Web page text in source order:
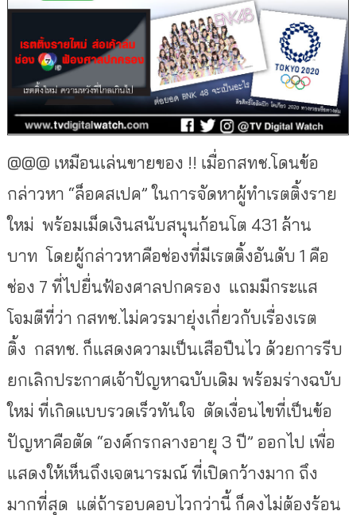
@@@ เหมือนเล่นขายของ !! เมื่อกสทช.โดนข้อ
กล่าวหา “ล็อคสเปค” ในการจัดหาผู้ทำเรตติ้งราย
ใหม่ พร้อมเม็ดเงินสนับสนุนก้อนโต 431 ล้าน
บาท โดยผู้กล่าวหาคือช่องที่มีเรตติ้งอันดับ 1 คือ
ช่อง 7 ที่ไปยื่นฟ้องศาลปกครอง แถมมีกระแส
โจมตีที่ว่า กสทช.ไม่ควรมายุ่งเกี่ยวกับเรื่องเรต
ติ้ง กสทช. ก็แสดงความเป็นเสือปืนไว ด้วยการรีบ
ยกเลิกประกาศเจ้าปัญหาฉบับเดิม พร้อมร่างฉบับ
ใหม่ ที่เกิดแบบรวดเร็วทันใจ ตัดเงื่อนไขที่เป็นข้อ
ปัญหาคือตัด “องค์กรกลางอายุ 3 ปี” ออกไป เพื่อ
แสดงให้เห็นถึงเจตนารมณ์ ที่เปิดกว้างมาก ถึง
มากที่สุด แต่ถ้ารอบคอบไวกว่านี้ ก็คงไม่ต้องร้อน